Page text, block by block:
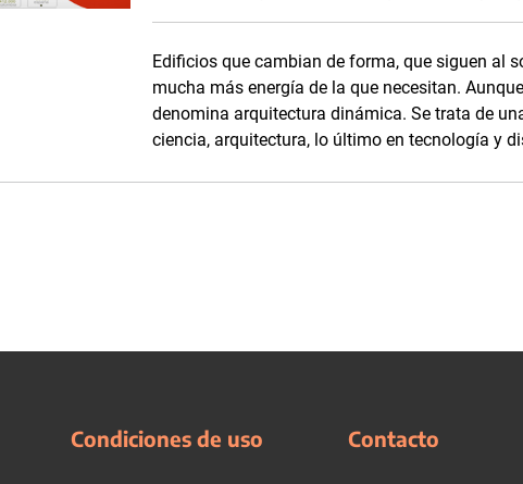
Edificios que cambian de forma, que siguen al
mucha más energía de la que necesitan.
denomina arquitectura dinámica. Se trata de
ciencia, arquitectura, lo último en tecnología y
Condiciones de uso Contacto